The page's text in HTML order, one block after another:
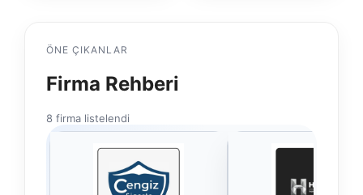
ÖNE ÇIKANLAR
Firma Rehberi
8 firma listelendi